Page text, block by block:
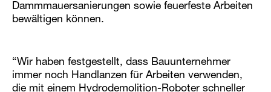
Dammmauersanierungen sowie feuerfeste Arbeiten
bewältigen können.
“Wir haben festgestellt, dass Bauunternehmer
immer noch Handlanzen für Arbeiten verwenden,
die mit einem Hydrodemolition-Roboter schneller